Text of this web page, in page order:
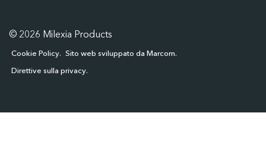
© 2026 Milexia Products
Cookie Policy Sito web sviluppato da Marcom
Direttive sulla privacy